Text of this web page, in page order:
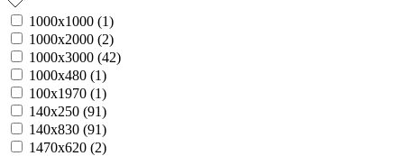
1000х1000 (1)
1000х2000 (2)
1000х3000 (42)
1000х480 (1)
100х1970 (1)
140х250 (91)
140х830 (91)
1470х620 (2)